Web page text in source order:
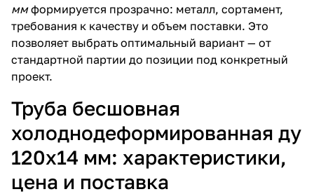
ммформируется прозрачно: металл, сортамент,
требования к качеству и объем поставки. Это
позволяет выбрать оптимальный вариант — от
стандартной партии до позиции под конкретный
проект.
Труба бесшовная
холоднодеформированная ду
120х14 мм: характеристики,
цена и поставка